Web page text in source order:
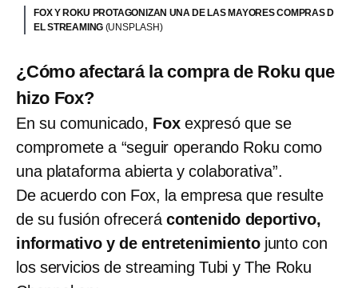
FOX Y ROKU PROTAGONIZAN UNA DE LAS MAYORES COMPRAS D
EL STREAMING (UNSPLASH)
¿Cómo afectará la compra de Roku que
hizo Fox?
En su comunicado, Foxexpresó que se
compromete a “seguir operando Roku como
una plataforma abierta y colaborativa”.
De acuerdo con Fox, la empresa que resulte
de su fusión ofrecerácontenido deportivo,
informativo y de entretenimiento junto con
los servicios de streaming Tubi y The Roku